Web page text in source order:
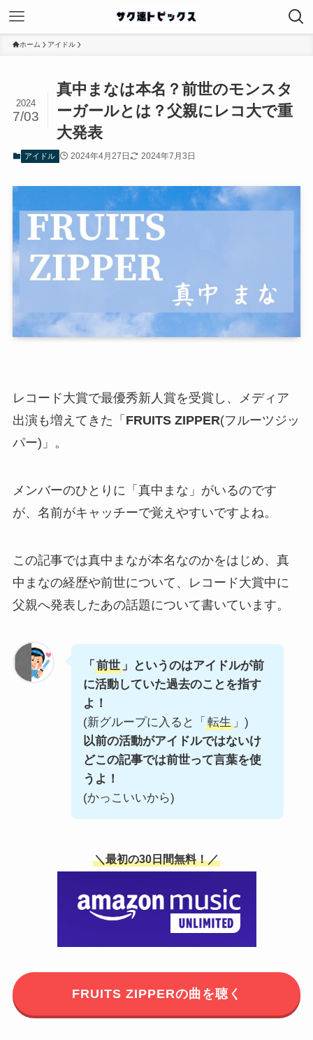
ホーム アイドル
真中まなは本名？前世のモンスタ
ーガールとは？父親にレコ大で重
大発表
2024
7/03
アイドル 2024年4月27日 2024年7月3日
レコード大賞で最優秀新人賞を受賞し、メディア
出演も増えてきた「 FRUITS ZIPPER(フルーツジッ
パー)」。
メンバーのひとりに「真中まな」がいるのです
が、名前がキャッチーで覚えやすいですよね。
この記事では真中まなが本名なのかをはじめ、真
中まなの経歴や前世について、レコード大賞中に
父親へ発表したあの話題について書いています。
「 前世」というのはアイドルが前
に活動していた過去のことを指す
よ！
(新グループに入ると「 転生」)
以前の活動がアイドルではないけ
どこの記事では前世って言葉を使
うよ！
(かっこいいから)
＼最初の30日間無料！／
FRUITS ZIPPERの曲を聴く